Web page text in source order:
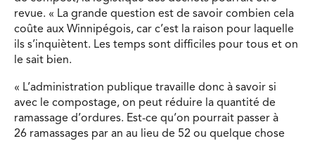
revue. « La grande question est de savoir combien cela
coûte aux Winnipégois, car c’est la raison pour laquelle
ils s’inquiètent. Les temps sont difficiles pour tous et on
le sait bien.
« L’administration publique travaille donc à savoir si
avec le compostage, on peut réduire la quantité de
ramassage d’ordures. Est-ce qu’on pourrait passer à
26 ramassages par an au lieu de 52 ou quelque chose